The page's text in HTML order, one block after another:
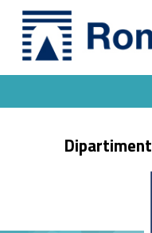
Tesi biennio in scienze giuridiche per le nuove tecnologie 2026 - Dipartimento Giurisprudenza
Primary Menu
Header info sidebar